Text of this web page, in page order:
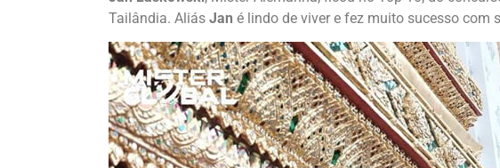
Tailândia. Aliás Jan é lindo de viver e fez muito sucesso com